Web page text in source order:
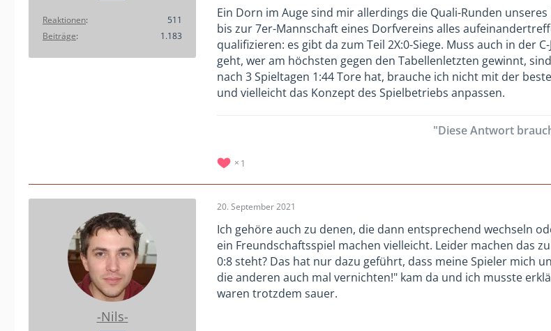
Reaktionen
511
Beiträge
1.183
Ein Dorn im Auge sind mir allerdings die Quali-Runden
bis zur 7er-Mannschaft eines Dorfvereins alles
qualifizieren: es gibt da zum Teil 2X:0-Siege. Muss auch in der
geht, wer am höchsten gegen den Tabellenletzten gewinnt,
nach 3 Spieltagen 1:44 Tore hat, brauche ich nicht mit der
und vielleicht das Konzept des Spielbetriebs anpassen.
"Diese Antwort
1
-Nils-
20. September 2021
Ich gehöre auch zu denen, die dann entsprechend wechseln
ein Freundschaftsspiel machen vielleicht. Leider machen das
0:8 steht? Das hat nur dazu geführt, dass meine Spieler mich
die anderen auch mal vernichten!" kam da und ich musste
waren trotzdem sauer.